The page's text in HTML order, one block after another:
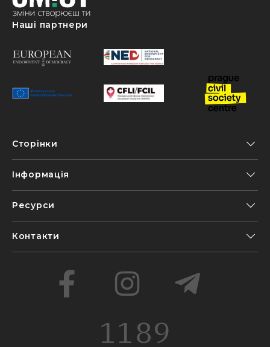
Наші партнери
Сторінки
Інформація
Ресурси
Контакти
1189